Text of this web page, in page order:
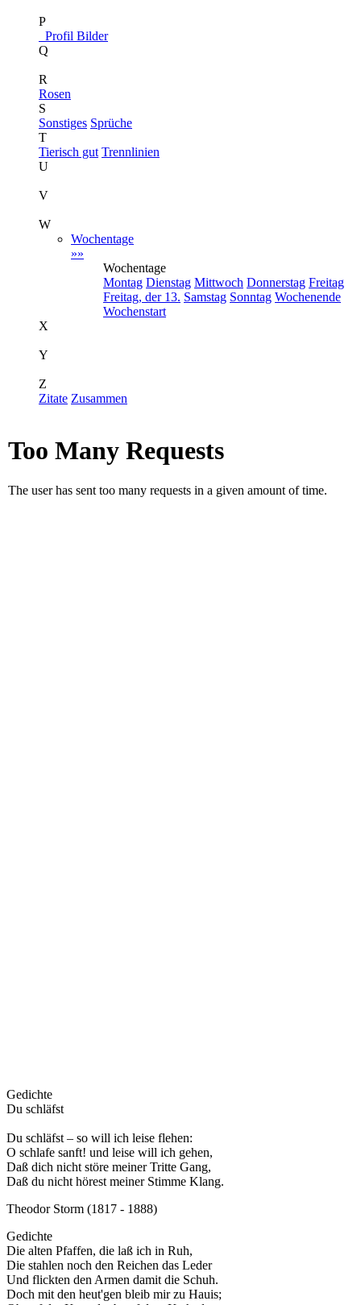
P
Profil Bilder
Q
R
Rosen
S
Sonstiges Sprüche
T
Tierisch gut Trennlinien
U
V
W
Wochentage
»»
Wochentage
Montag Dienstag Mittwoch Donnerstag Freitag
Freitag, der 13. Samstag Sonntag Wochenende
Wochenstart
X
Y
Z
Zitate Zusammen
Gedichte
Du schläfst
Du schläfst – so will ich leise flehen:
O schlafe sanft! und leise will ich gehen,
Daß dich nicht störe meiner Tritte Gang,
Daß du nicht hörest meiner Stimme Klang.
Theodor Storm (1817 - 1888)
Gedichte
Die alten Pfaffen, die laß ich in Ruh,
Die stahlen noch den Reichen das Leder
Und flickten den Armen damit die Schuh.
Doch mit den heut'gen bleib mir zu Hauis;